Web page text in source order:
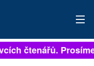
čtenářů.